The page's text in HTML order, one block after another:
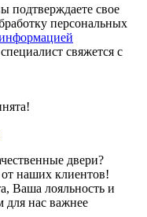
подтверждаете свое
персональных
свяжется с
двери?
наших клиентов!
Ваша лояльность и
для нас важнее